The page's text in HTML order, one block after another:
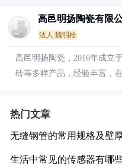
高邑明扬陶瓷有限
法人:魏明栓
高邑明扬陶瓷，2016年成立
砖等多样产品，经验丰富，
热门文章
无缝钢管的常用规格及壁
生活中常见的传感器有哪